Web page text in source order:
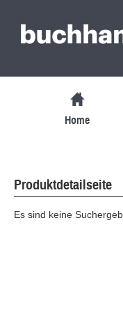
Home
Produktdetailseite
Es sind keine